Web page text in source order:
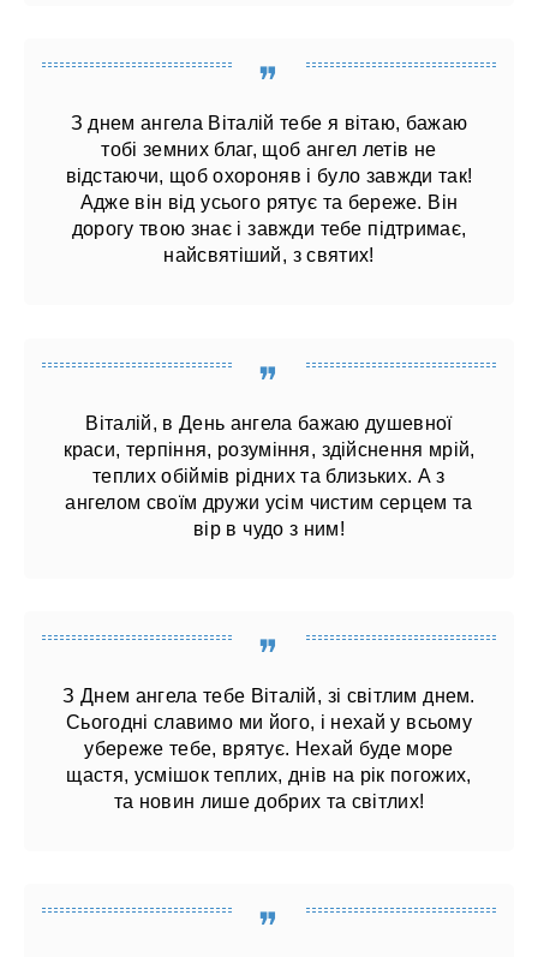
З днем ангела Віталій тебе я вітаю, бажаю
тобі земних благ, щоб ангел летів не
відстаючи, щоб охороняв і було завжди так!
Адже він від усього рятує та береже. Він
дорогу твою знає і завжди тебе підтримає,
найсвятіший, з святих!
Віталій, в День ангела бажаю душевної
краси, терпіння, розуміння, здійснення мрій,
теплих обіймів рідних та близьких. А з
ангелом своїм дружи усім чистим серцем та
вір в чудо з ним!
З Днем ангела тебе Віталій, зі світлим днем.
Сьогодні славимо ми його, і нехай у всьому
убереже тебе, врятує. Нехай буде море
щастя, усмішок теплих, днів на рік погожих,
та новин лише добрих та світлих!